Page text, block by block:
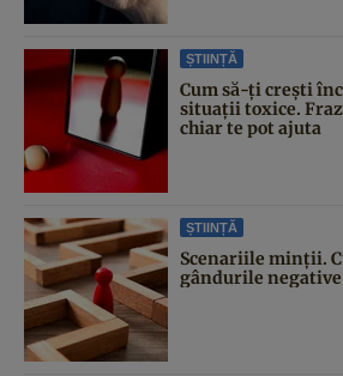
ȘTIINȚĂ
Cum să-ți crești
situații toxice.
chiar te pot ajuta
ȘTIINȚĂ
Scenariile minții.
gândurile